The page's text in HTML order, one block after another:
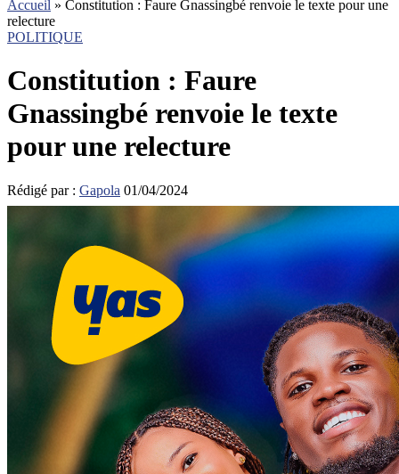
Accueil » Constitution : Faure Gnassingbé renvoie le texte pour une
relecture
POLITIQUE
Constitution : Faure
Gnassingbé renvoie le texte
pour une relecture
Rédigé par : Gapola 01/04/2024